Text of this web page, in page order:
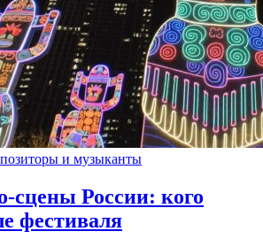
и музыканты
сцены России: кого
фестиваля